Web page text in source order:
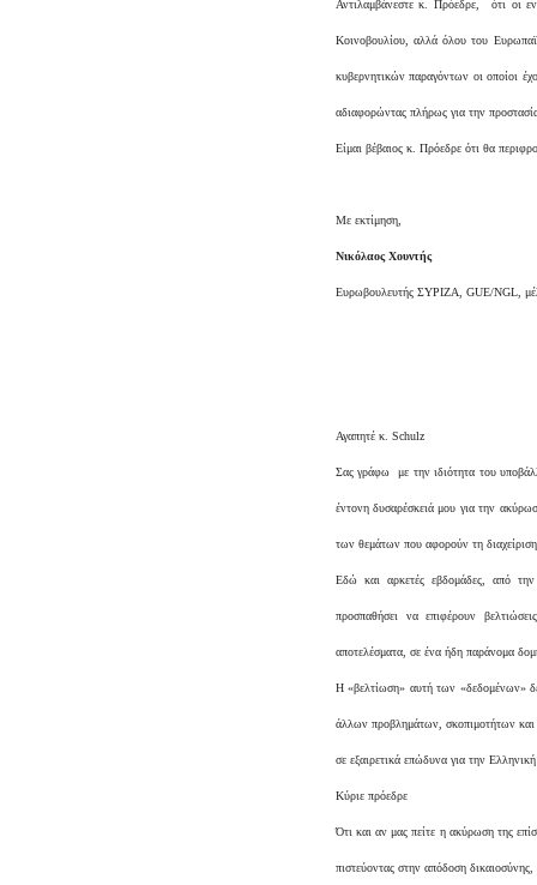
Αντιλαμβάνεστε κ. Πρόεδρε, ότι οι
Κοινοβουλίου, αλλά όλου του
κυβερνητικών παραγόντων οι οποίοι
αδιαφορώντας πλήρως για την
Είμαι βέβαιος κ. Πρόεδρε ότι θα
Με εκτίμηση,
Νικόλαος Χουντής
Ευρωβουλευτής ΣΥΡΙΖΑ, GUE/NGL,
Αγαπητέ κ. Schulz
Σας γράφω με την ιδιότητα του
έντονη δυσαρέσκειά μου για την
των θεμάτων που αφορούν τη
Εδώ και αρκετές εβδομάδες, από την
προσπαθήσει να επιφέρουν
αποτελέσματα, σε ένα ήδη παράνομα
Η «βελτίωση» αυτή των «δεδομένων»
άλλων προβλημάτων, σκοπιμοτήτων και
σε εξαιρετικά επώδυνα για την
Κύριε πρόεδρε
Ότι και αν μας πείτε η ακύρωση της
πιστεύοντας στην απόδοση